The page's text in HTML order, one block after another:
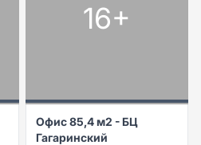
16+
Офис 85,4 м2 - БЦ
Гагаринский